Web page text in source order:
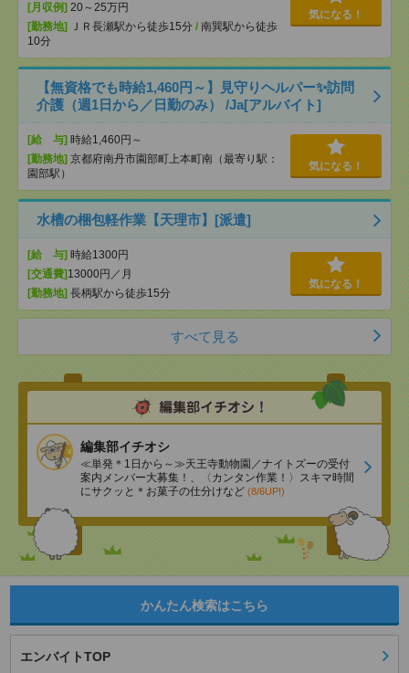
[月収例] 20～25万円
[勤務地]
ＪＲ長瀬駅から徒歩15分 / 南巽駅から徒歩
10分
気になる！
【無資格でも時給1,460円～】見守りヘルパー✨訪問
介護（週1日から／日勤のみ） /Ja[アルバイト]
[給 与] 時給1,460円～
[勤務地] 京都府南丹市園部町上本町南（最寄り駅：
園部駅）
気になる！
水槽の梱包軽作業【天理市】[派遣]
[給 与] 時給1300円
[交通費] 13000円／月
[勤務地] 長柄駅から徒歩15分
気になる！
すべて見る
編集部イチオシ
≪単発＊1日から～≫天王寺動物園／ナイトズーの受付
案内メンバー大募集！、〈カンタン作業！〉スキマ時間
にサクッと＊お菓子の仕分けなど (8/6UP!)
かんたん検索はこちら
エンバイトTOP